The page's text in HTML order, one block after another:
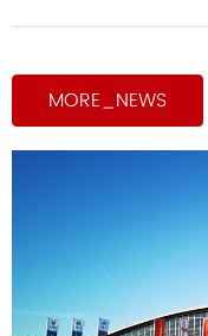
MORE_NEWS